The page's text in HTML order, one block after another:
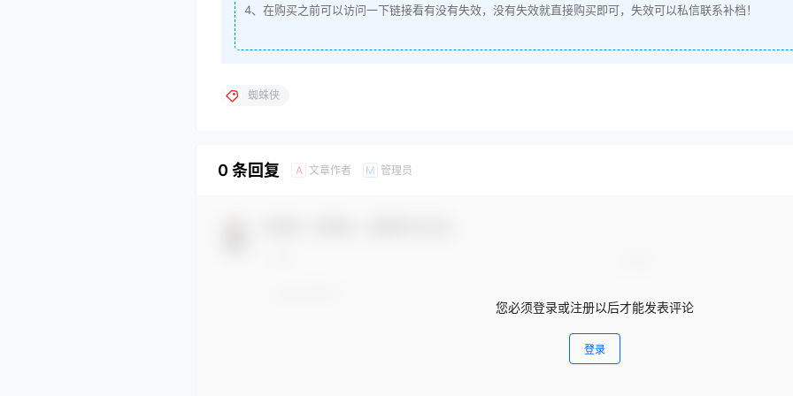
4、在购买之前可以访问一下链接看有没有失效，没有失效就直接购买即可，失效可以私信联系补档！
蜘蛛侠
0 条回复 A 文章作者 M 管理员
您必须登录或注册以后才能发表评论
登录